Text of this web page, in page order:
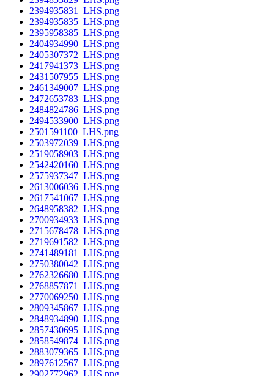
2394935831_LHS.png
2394935835_LHS.png
2395958385_LHS.png
2404934990_LHS.png
2405307372_LHS.png
2417941373_LHS.png
2431507955_LHS.png
2461349007_LHS.png
2472653783_LHS.png
2484824786_LHS.png
2494533900_LHS.png
2501591100_LHS.png
2503972039_LHS.png
2519058903_LHS.png
2542420160_LHS.png
2575937347_LHS.png
2613006036_LHS.png
2617541067_LHS.png
2648958382_LHS.png
2700934933_LHS.png
2715678478_LHS.png
2719691582_LHS.png
2741489181_LHS.png
2750380042_LHS.png
2762326680_LHS.png
2768857871_LHS.png
2770069250_LHS.png
2809345867_LHS.png
2848934890_LHS.png
2857430695_LHS.png
2858549874_LHS.png
2883079365_LHS.png
2897612567_LHS.png